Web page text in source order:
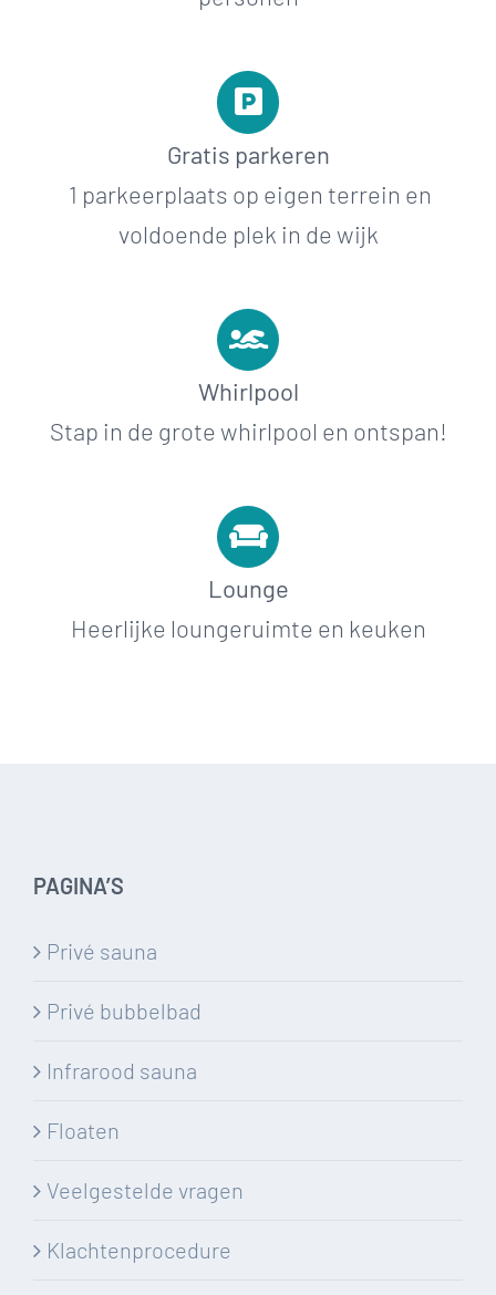
Gratis parkeren
1 parkeerplaats op eigen terrein en
voldoende plek in de wijk
Whirlpool
Stap in de grote whirlpool en ontspan!
Lounge
Heerlijke loungeruimte en keuken
PAGINA’S
Privé sauna
Privé bubbelbad
Infrarood sauna
Floaten
Veelgestelde vragen
Klachtenprocedure